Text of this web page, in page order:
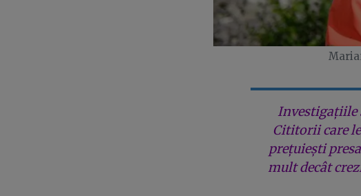
Investigațiile
Cititorii care
prețuiești
mult decât